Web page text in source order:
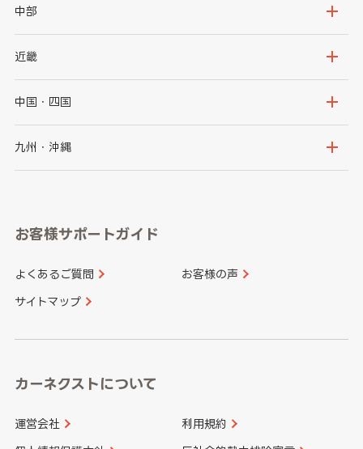
岩手県
秋田県
茨城県
群馬県
千葉県
中部
新潟県
石川県
山梨県
愛知県
近畿
大阪府
京都府
和歌山県
中国・四国
鳥取県
山口県
香川県 愛媛県
九州・沖縄
長崎県
大分県 宮崎県
お客様サポートガイド
よくあるご質問 お客様の声
サイトマップ
カーネクストについて
運営会社 利用規約